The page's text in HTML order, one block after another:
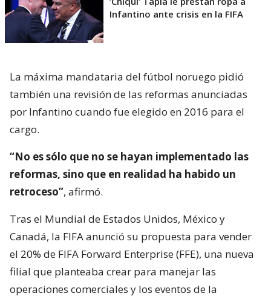
Infantino ante crisis en la FIFA
La máxima mandataria del fútbol noruego pidió
también una revisión de las reformas anunciadas
por Infantino cuando fue elegido en 2016 para el
cargo.
“No es sólo que no se hayan implementado las
reformas, sino que en realidad ha habido un
retroceso”, afirmó.
Tras el Mundial de Estados Unidos, México y
Canadá, la FIFA anunció su propuesta para vender
el 20% de FIFA Forward Enterprise (FFE), una nueva
filial que planteaba crear para manejar las
operaciones comerciales y los eventos de la